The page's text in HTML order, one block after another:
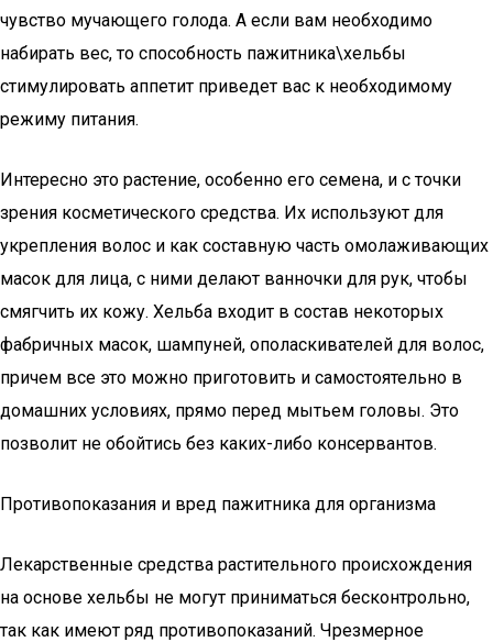
чувство мучающего голода. А если вам необходимо
набирать вес, то способность пажитника\хельбы
стимулировать аппетит приведет вас к необходимому
режиму питания.
Интересно это растение, особенно его семена, и с точки
зрения косметического средства. Их используют для
укрепления волос и как составную часть омолаживающих
масок для лица, с ними делают ванночки для рук, чтобы
смягчить их кожу. Хельба входит в состав некоторых
фабричных масок, шампуней, ополаскивателей для волос,
причем все это можно приготовить и самостоятельно в
домашних условиях, прямо перед мытьем головы. Это
позволит не обойтись без каких-либо консервантов.
Противопоказания и вред пажитника для организма
Лекарственные средства растительного происхождения
на основе хельбы не могут приниматься бесконтрольно,
так как имеют ряд противопоказаний. Чрезмерное